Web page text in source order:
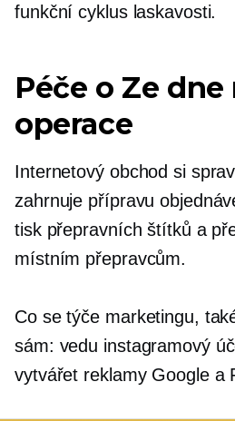
funkční cyklus laskavosti.
Péče o Ze dne
operace
Internetový obchod si
zahrnuje přípravu
tisk přepravních štítků a
místním přepravcům.
Co se týče marketingu,
sám: vedu instagramový
vytvářet reklamy Google a